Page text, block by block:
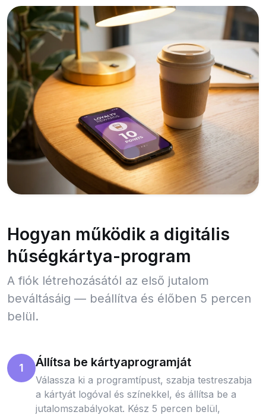
Hogyan működik a digitális
hűségkártya-program
A fiók létrehozásától az első jutalom
beváltásáig — beállítva és élőben 5 percen
belül.
1 Állítsa be kártyaprogramját
Válassza ki a programtípust, szabja testreszabja
a kártyát logóval és színekkel, és állítsa be a
jutalomszabályokat. Kész 5 percen belül,